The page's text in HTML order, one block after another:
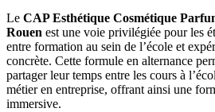
Le CAP Esthétique Cosmétique
Rouen est une voie privilégiée pour les
entre formation au sein de l’école et
concrète. Cette formule en alternance
partager leur temps entre les cours à
métier en entreprise, offrant ainsi une
immersive.